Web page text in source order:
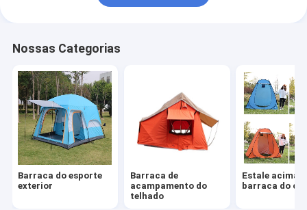
Bicicleta elétrica da bateria de lítio
Barraca ajustável Polos
"trotinette" elétrico de alumínio
Máquina vertical do montanhista
Bicicleta de gerencio interna
Nossas Categorias
Barraca do esporte
exterior
Barraca de
acampamento do
telhado
Estale acima a
barraca do